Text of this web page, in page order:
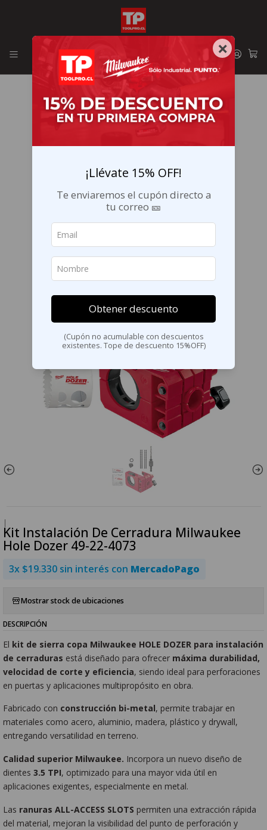
Envíos GRATIS en la RM por compras sobre $29.990
|
Kit Instalación De Cerradura Milwaukee
Hole Dozer 49-22-4073
3x $19.330 sin interés con MercadoPago
Mostrar stock de ubicaciones
DESCRIPCIÓN
El kit de sierra copa Milwaukee HOLE DOZER para instalación
de cerraduras está diseñado para ofrecer máxima durabilidad,
velocidad de corte y eficiencia, siendo ideal para perforaciones
en puertas y aplicaciones multipropósito en obra.
Fabricado con construcción bi-metal, permite trabajar en
materiales como acero, aluminio, madera, plástico y drywall,
entregando versatilidad en terreno.
Calidad superior Milwaukee. Incorpora un nuevo diseño de
dientes3.5 TPI, optimizado para una mayor vida útil en
aplicaciones exigentes, especialmente en metal.
Las ranuras ALL-ACCESS SLOTS permiten una extracción rápida
del material, mejoran la visibilidad del punto de perforación y
×
¡Llévate 15% OFF!
Te enviaremos el cupón directo a
tu correo 🎫
Obtener descuento
(Cupón no acumulable con descuentos
existentes. Tope de descuento 15%OFF)